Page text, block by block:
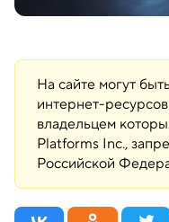
На сайте могут
интернет-
владельцем
Platforms Inc.,
Российской